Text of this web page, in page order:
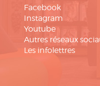
Facebook
Instagram
Youtube
Autres réseaux
Les infolettres